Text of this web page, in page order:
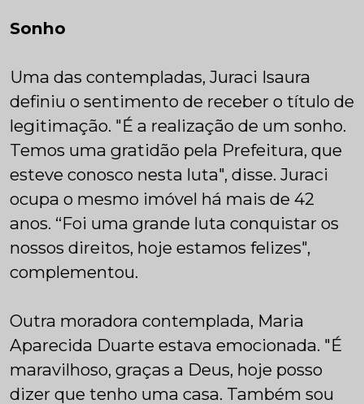
Sonho
Uma das contempladas, Juraci Isaura
definiu o sentimento de receber o título de
legitimação. "É a realização de um sonho.
Temos uma gratidão pela Prefeitura, que
esteve conosco nesta luta", disse. Juraci
ocupa o mesmo imóvel há mais de 42
anos. “Foi uma grande luta conquistar os
nossos direitos, hoje estamos felizes",
complementou.
Outra moradora contemplada, Maria
Aparecida Duarte estava emocionada. "É
maravilhoso, graças a Deus, hoje posso
dizer que tenho uma casa. Também sou